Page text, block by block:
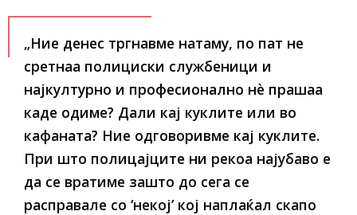
„Ние денес тргнавме натаму, по пат не
сретнаа полициски службеници и
најкултурно и професионално нѐ прашаа
каде одиме? Дали кај куклите или во
кафаната? Ние одговоривме кај куклите.
При што полицајците ни рекоа најубаво е
да се вратиме зашто до сега се
расправале со ‘некој’ кој наплаќал скапо